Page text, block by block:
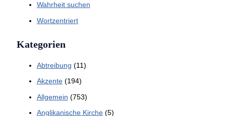
Wahrheit suchen
Wortzentriert
Kategorien
Abtreibung (11)
Akzente(194)
Allgemein (753)
Anglikanische Kirche(5)